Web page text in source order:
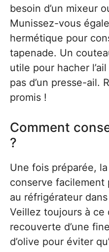
besoin d’un mixeur
Munissez-vous
hermétique pour
tapenade. Un
utile pour hacher
pas d’un presse-ail.
promis !
Comment
?
Une fois préparée,
conserve facilement
au réfrigérateur
Veillez toujours à ce
recouverte d’une
d’olive pour éviter